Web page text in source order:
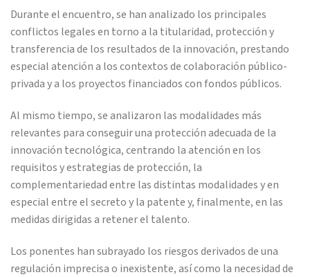
Durante el encuentro, se han analizado los principales
conflictos legales en torno a la titularidad, protección y
transferencia de los resultados de la innovación, prestando
especial atención a los contextos de colaboración público-
privada y a los proyectos financiados con fondos públicos.
Al mismo tiempo, se analizaron las modalidades más
relevantes para conseguir una protección adecuada de la
innovación tecnológica, centrando la atención en los
requisitos y estrategias de protección, la
complementariedad entre las distintas modalidades y en
especial entre el secreto y la patente y, finalmente, en las
medidas dirigidas a retener el talento.
Los ponentes han subrayado los riesgos derivados de una
regulación imprecisa o inexistente, así como la necesidad de